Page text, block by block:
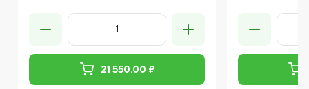
21 550.00 ₽